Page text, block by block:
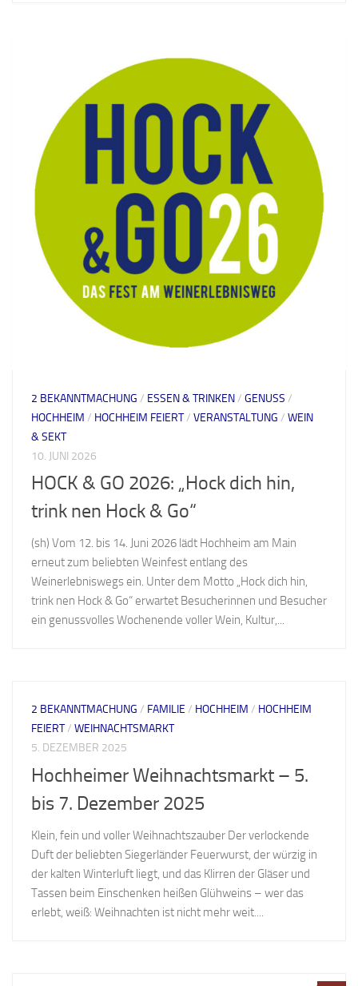
2 BEKANNTMACHUNG / ESSEN & TRINKEN/ GENUSS /
HOCHHEIM / HOCHHEIM FEIERT/ VERANSTALTUNG / WEIN
& SEKT
10. JUNI 2026
HOCK & GO 2026: „Hock dich hin,
trink nen Hock & Go“
(sh) Vom 12. bis 14. Juni 2026 lädt Hochheim am Main
erneut zum beliebten Weinfest entlang des
Weinerlebniswegs ein. Unter dem Motto „Hock dich hin,
trink nen Hock & Go“ erwartet Besucherinnen und Besucher
ein genussvolles Wochenende voller Wein, Kultur,...
2 BEKANNTMACHUNG / FAMILIE / HOCHHEIM / HOCHHEIM
FEIERT/ WEIHNACHTSMARKT
5. DEZEMBER 2025
Hochheimer Weihnachtsmarkt – 5.
bis 7. Dezember 2025
Klein, fein und voller Weihnachtszauber Der verlockende
Duft der beliebten Siegerländer Feuerwurst, der würzig in
der kalten Winterluft liegt, und das Klirren der Gläser und
Tassen beim Einschenken heißen Glühweins – wer das
erlebt, weiß: Weihnachten ist nicht mehr weit....